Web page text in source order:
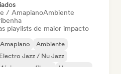
/ AmapianoAmbiente
playlists de maior impacto
Ambiente
Electro Jazz / Nu Jazz
para filmes Hyperpop